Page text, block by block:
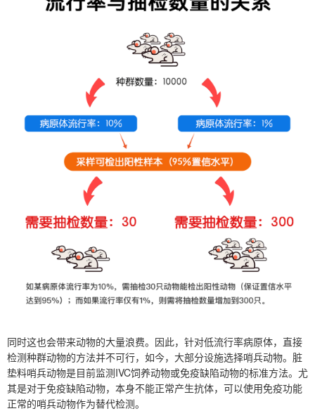
同时这也会带来动物的大量浪费。因此，针对低流行率病原体，直接
检测种群动物的方法并不可行，如今，大部分设施选择哨兵动物。脏
垫料哨兵动物是目前监测IVC饲养动物或免疫缺陷动物的标准方法。尤
其是对于免疫缺陷动物，本身不能正常产生抗体，可以使用免疫功能
正常的哨兵动物作为替代检测。